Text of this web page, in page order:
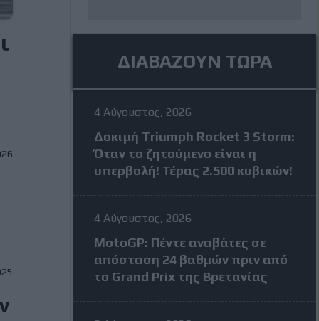
ΔΙΑΒΑΖΟΥΝ ΤΩΡΑ
4 Αύγουστος, 2026
Δοκιμή Triumph Rocket 3 Storm:
Όταν το ζητούμενο είναι η
υπερβολή! Τέρας 2.500 κυβικών!
4 Αύγουστος, 2026
MotoGP: Πέντε αναβάτες σε
απόσταση 24 βαθμών πριν από
το Grand Prix της Βρετανίας